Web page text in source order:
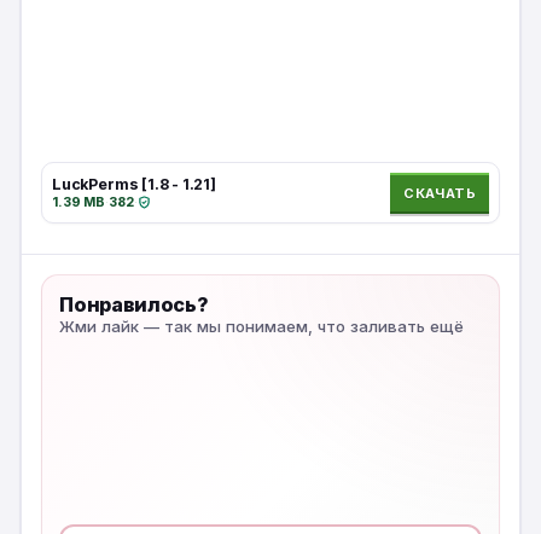
LuckPerms [1.8 - 1.21]
1.39 MB·382·
СКАЧАТЬ
Понравилось?
Жми лайк — так мы понимаем, что заливать ещё